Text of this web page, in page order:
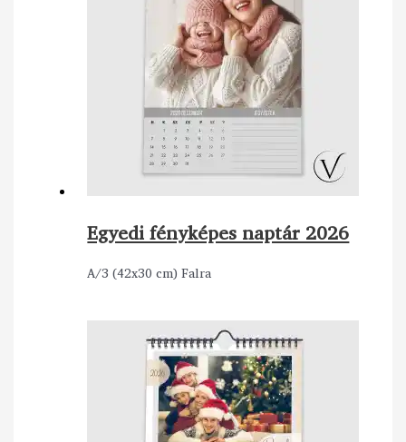
Egyedi fényképes naptár 2026
A/3 (42x30 cm) Falra